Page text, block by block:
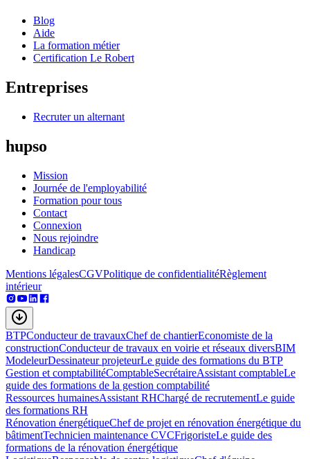
Blog
Aide
La formation métier
Certification Le Robert
Entreprises
Recruter un alternant
hupso
Mission
Journée de l'employabilité
Formation pour tous
Contact
Connexion
Nous rejoindre
Handicap
Mentions légalesCGVPolitique de confidentialitéRèglement
intérieur
BTPConducteur de travauxChef de chantierEconomiste de la
constructionConducteur de travaux en voirie et réseaux diversBIM
ModeleurDessinateur projeteurLe guide des formations du BTP
Gestion et comptabilitéComptableSecrétaireAssistant comptableLe
guide des formations de la gestion comptabilité
Ressources humainesAssistant RHChargé de recrutementLe guide
des formations RH
Rénovation énergétiqueChef de projet en rénovation énergétique du
bâtimentTechnicien maintenance CVCFrigoristeLe guide des
formations de la rénovation énergétique